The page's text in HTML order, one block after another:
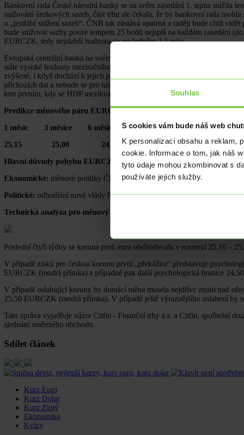
Souhlas
S cookies vám bude náš web
K personalizaci obsahu a reklam,
cookie. Informace o tom, jak náš
tyto údaje mohou zkombinovat s
používáte jejich služby.
Bankovní rada České národní banky se na svém zasedání 1. srpna snížila
snižování úrokových sazeb, část trhu ale čekala, že by bankovní rada
o „jestřábí snížení sazeb“. ČNB tak zůstává opatrná a raději bude chtít
bude snižovat sazby pouze tempem 25 bodů nejspíš na každém zasedání
EURCZK, tedy nejslabší hodnotu za posledního 2,5 roku.
Evropská centrální banka na svém červencovém zasedání úrokové sazby
stále vysoké hodnoty meziročního růstu o 2,9 %, a to hlavně kvůli
zvýšené, i když dochází k jejich postupnému zmírňování. Prezidentka
příchozích dat a nebude se pro tuto chvíli zavazovat k žádnému
tom prvním, kdy se HDP mezikvartálně zvýšil o 0,3 %. Snížení eurových
Predikce měnového páru EURCZK
1 měsíc 3 měsíce 6 měsíců 12 měsíců
25,15 25,00 24,80 24,60
Hlavní důvody pohybu EURCZK
Ekonomické: měnové politiky ČNB, ECB a Fedu v návaznosti na
Politické: odhodlání nové vlády řešit rostoucí deficit veřejných financí,
Technická analýza pro měnový pár EURCZK
Poslední čtyři týdny se koruna proti euru obchodovala v rozmezí 25,10 –
V případě zisků pro českou korunu první „překážku“ představuje
EURCZK (modrá přímka) a případně pak další psychologická hranice
V případě oslabující koruny by domácí měna musela nejdříve ztratit nad
25,50 EURCZK (modrá přímka). V případě ještě výraznějšího oslabení by
Tato zpráva vyjadřuje názor Citfin - Finanční trhy a.s. a Citfin, spořitelní
sjednání směnného obchodu.
Sdílet článek
Kurz Euro
Kurz Dolar
Kurz Zlotý
Ekonomika
Kvízy